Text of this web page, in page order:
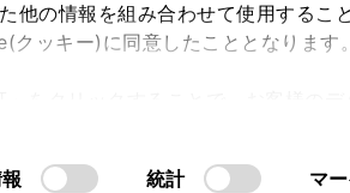
他の情報を組み合わせて使用するこ
ッキー)に同意したこととなります。
統計 マ
旭川 釧路 札幌
方 オンライン購入 お気に入り